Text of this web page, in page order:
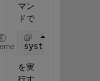
マン
ドで
system(
を実
行す